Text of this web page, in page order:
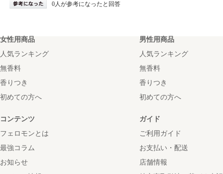
0人が参考になったと回答
女性用商品
人気ランキング
無香料
香りつき
初めての方へ
男性用商品
人気ランキング
無香料
香りつき
初めての方へ
コンテンツ
フェロモンとは
最強コラム
お知らせ
ガイド
ご利用ガイド
お支払い・配送
店舗情報